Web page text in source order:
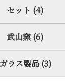
セット (4)
武山窯 (6)
ガラス製品 (3)